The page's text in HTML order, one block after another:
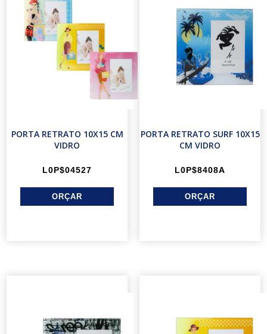
PORTA RETRATO 10X15 CM
VIDRO
L0P$04527
PORTA RETRATO SURF 10X15
CM VIDRO
L0P$8408A